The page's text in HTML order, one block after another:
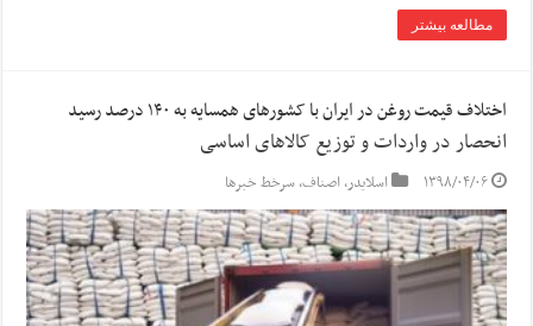
مطالعه بیشتر
اختلاف قیمت روغن در ایران با کشور‌های همسایه به ۱۴۰ درصد رسید
انحصار در واردات و توزیع کالاهای اساسی
۱۳۹۸/۰۴/۰۶ اسلایدر,اصناف,سرخط خبرها